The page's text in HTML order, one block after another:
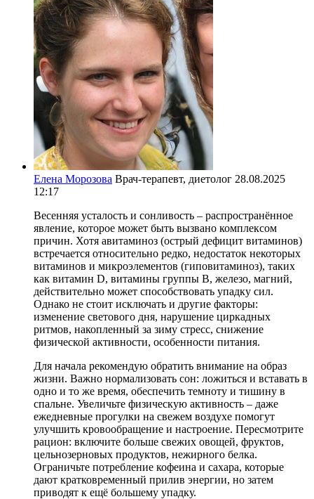
Елена Морозова Врач-терапевт, диетолог 28.08.2025
12:17
Весенняя усталость и сонливость – распространённое
явление, которое может быть вызвано комплексом
причин. Хотя авитаминоз (острый дефицит витаминов)
встречается относительно редко, недостаток некоторых
витаминов и микроэлементов (гиповитаминоз), таких
как витамин D, витамины группы B, железо, магний,
действительно может способствовать упадку сил.
Однако не стоит исключать и другие факторы:
изменение светового дня, нарушение циркадных
ритмов, накопленный за зиму стресс, снижение
физической активности, особенности питания.
Для начала рекомендую обратить внимание на образ
жизни. Важно нормализовать сон: ложиться и вставать в
одно и то же время, обеспечить темноту и тишину в
спальне. Увеличьте физическую активность – даже
ежедневные прогулки на свежем воздухе помогут
улучшить кровообращение и настроение. Пересмотрите
рацион: включите больше свежих овощей, фруктов,
цельнозерновых продуктов, нежирного белка.
Ограничьте потребление кофеина и сахара, которые
дают кратковременный прилив энергии, но затем
приводят к ещё большему упадку.